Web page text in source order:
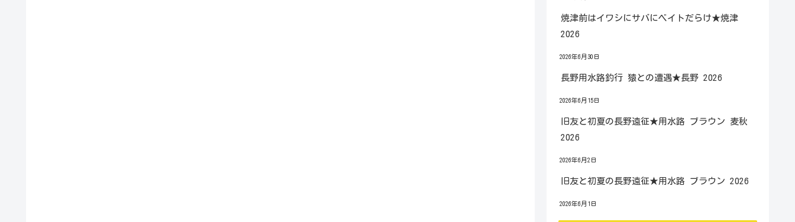
焼津前はイワシにサバにベイトだらけ★焼津
2026
2026年6月30日
長野用水路釣行 猿との遭遇★長野 2026
2026年6月15日
旧友と初夏の長野遠征★用水路 ブラウン 麦秋
2026
2026年6月2日
旧友と初夏の長野遠征★用水路 ブラウン 2026
2026年6月1日